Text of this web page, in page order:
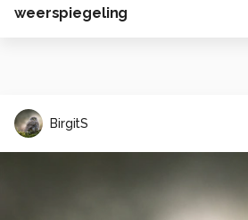
weerspiegeling
BirgitS